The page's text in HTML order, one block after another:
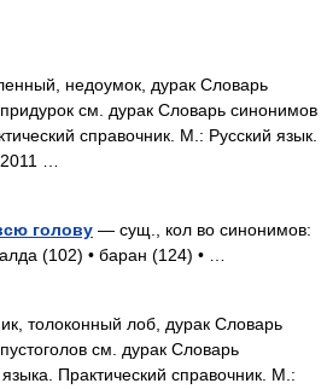
недоумок, дурак Словарь
см. дурак Словарь синонимов
справочник. М.: Русский язык.
…
голову — сущ., кол во синонимов:
(102) • баран (124) • …
толоконный лоб, дурак Словарь
см. дурак Словарь
Практический справочник. М.: